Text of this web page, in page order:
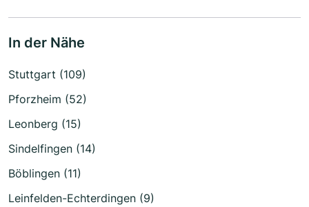
In der Nähe
Stuttgart (109)
Pforzheim (52)
Leonberg (15)
Sindelfingen (14)
Böblingen (11)
Leinfelden-Echterdingen (9)